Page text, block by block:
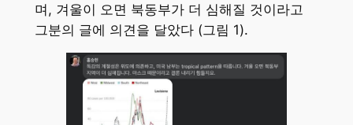
며, 겨울이 오면 북동부가 더 심해질 것이라고
그분의 글에 의견을 달았다 (그림 1).